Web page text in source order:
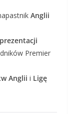
Anglii
Premier
Anglii i Ligę